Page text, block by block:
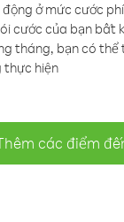
ở mức cước
cước của bạn bất
tháng, bạn có thể
thực hiện
các điểm